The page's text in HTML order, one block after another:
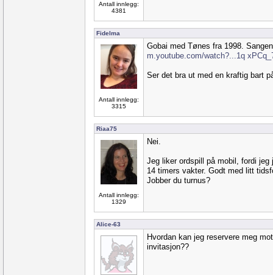
Antall innlegg:
4381
Fidelma
Antall innlegg:
3315
Gobai med Tønes fra 1998.
m.youtube.com/watch?...1q
Ser det bra ut med en kraftig bart
Riaa75
Antall innlegg:
1329
Nei.
Jeg liker ordspill på mobil, fordi jeg
14 timers vakter. Godt med litt
Jobber du turnus?
Alice-63
Hvordan kan jeg reservere meg
invitasjon??